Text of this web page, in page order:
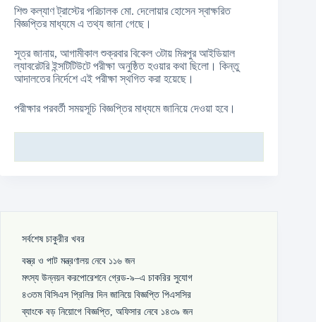
শিশু কল্যাণ ট্রাস্টের পরিচালক মো. দেলোয়ার হোসেন স্বাক্ষরিত
বিজ্ঞপ্তির মাধ্যমে এ তথ্য জানা গেছে।
সূত্র জানায়, আগামীকাল শুক্রবার বিকেল ৩টায় মিরপুর আইডিয়াল
ল্যাবরেটরি ইন্সটিটিউটে পরীক্ষা অনুষ্ঠিত হওয়ার কথা ছিলো। কিন্তু
আদালতের নির্দেশে এই পরীক্ষা স্থগিত করা হয়েছে।
পরীক্ষার পরবর্তী সময়সূচি বিজ্ঞপ্তির মাধ্যমে জানিয়ে দেওয়া হবে।
সর্বশেষ চাকুরীর খবর
বস্ত্র ও পাট মন্ত্রণালয় নেবে ১১৬ জন
মৎস্য উন্নয়ন করপোরেশনে গ্রেড-৯–এ চাকরির সুযোগ
৪৩তম বিসিএস প্রিলির দিন জানিয়ে বিজ্ঞপ্তি পিএসসির
ব্যাংকে বড় নিয়োগে বিজ্ঞপ্তি, অফিসার নেবে ১৪৩৯ জন